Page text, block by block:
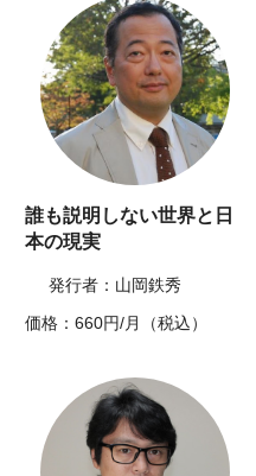
誰も説明しない世界と日
本の現実
発行者：山岡鉄秀
価格：660円/月（税込）